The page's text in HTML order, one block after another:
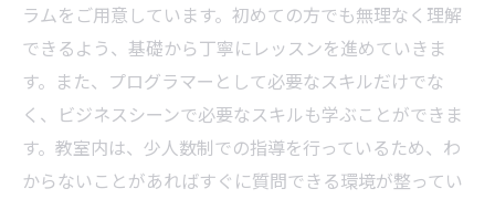
ラムをご用意しています。初めての方でも無理なく理解
できるよう、基礎から丁寧にレッスンを進めていきま
す。また、プログラマーとして必要なスキルだけでな
く、ビジネスシーンで必要なスキルも学ぶことができま
す。教室内は、少人数制での指導を行っているため、わ
からないことがあればすぐに質問できる環境が整ってい